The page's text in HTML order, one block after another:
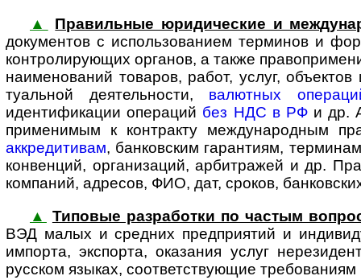
▲
Правильные юридические и
доку­мен­тов с исполь­зо­ва­нием терминов и
конт­ро­ли­ру­ю­щих органов, а также
наименований товаров, работ, услуг,
туальной деятель­ности, валютных
идентификации операций без НДС в РФи др.
применимым к контракту между­на­род­ным
аккредитивам, банковским гарантиям,
конвенций, организаций, арбитражей и др.
компаний, адресов, ФИО, дат, сроков,
▲
Типовые разработки по частым
ВЭД малых и средних предприятий и
импорта, экспорта, оказания услуг
русском языках, соот­вет­ст­ву­ю­щие